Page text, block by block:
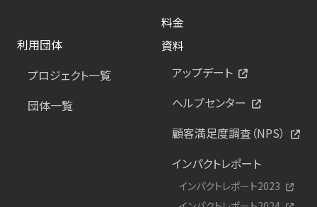
料金
利用団体
プロジェクト一覧
団体一覧
資料
アップデート
ヘルプセンター
顧客満足度調査（NPS）
インパクトレポート
インパクトレポート2023